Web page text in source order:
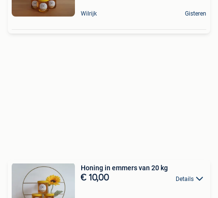
Wilrijk Gisteren
Honing in emmers van 20 kg
€ 10,00 Details